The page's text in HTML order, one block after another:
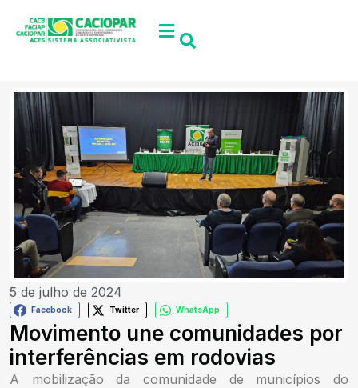
5 de julho de 2024
Facebook Twitter WhatsApp
Movimento une comunidades por
interferências em rodovias
A mobilização da comunidade de municípios do